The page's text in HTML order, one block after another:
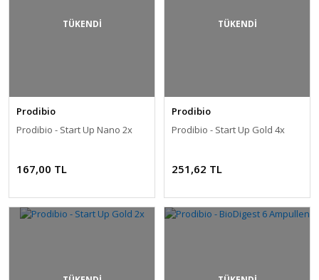
TÜKENDİ
Prodibio
Prodibio - Start Up Nano 2x
167,00 TL
TÜKENDİ
Prodibio
Prodibio - Start Up Gold 4x
251,62 TL